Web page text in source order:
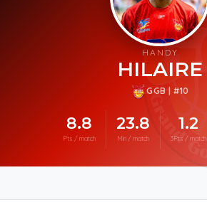
HANDY
HILAIRE
GGB | #10
8.8
Pts / match
23.8
Min / match
1.2
3Pts / match